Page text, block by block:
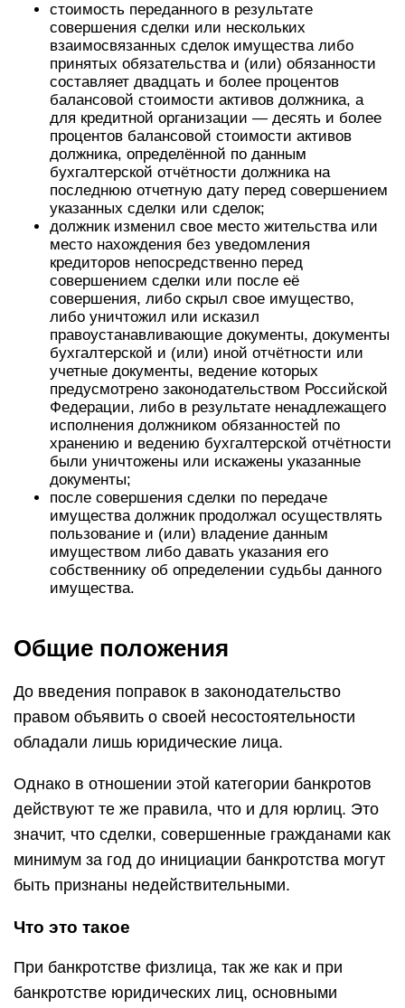
стоимость переданного в результате
совершения сделки или нескольких
взаимосвязанных сделок имущества либо
принятых обязательства и (или) обязанности
составляет двадцать и более процентов
балансовой стоимости активов должника, а
для кредитной организации — десять и более
процентов балансовой стоимости активов
должника, определённой по данным
бухгалтерской отчётности должника на
последнюю отчетную дату перед совершением
указанных сделки или сделок;
должник изменил свое место жительства или
место нахождения без уведомления
кредиторов непосредственно перед
совершением сделки или после её
совершения, либо скрыл свое имущество,
либо уничтожил или исказил
правоустанавливающие документы, документы
бухгалтерской и (или) иной отчётности или
учетные документы, ведение которых
предусмотрено законодательством Российской
Федерации, либо в результате ненадлежащего
исполнения должником обязанностей по
хранению и ведению бухгалтерской отчётности
были уничтожены или искажены указанные
документы;
после совершения сделки по передаче
имущества должник продолжал осуществлять
пользование и (или) владение данным
имуществом либо давать указания его
собственнику об определении судьбы данного
имущества.
Общие положения
До введения поправок в законодательство
правом объявить о своей несостоятельности
обладали лишь юридические лица.
Однако в отношении этой категории банкротов
действуют те же правила, что и для юрлиц. Это
значит, что сделки, совершенные гражданами как
минимум за год до инициации банкротства могут
быть признаны недействительными.
Что это такое
При банкротстве физлица, так же как и при
банкротстве юридических лиц, основными